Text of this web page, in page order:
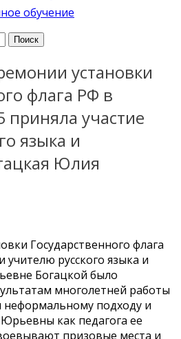
обучение
установки
флага РФ в
участие
языка и
Юлия
Государственного флага
учителю русского языка и
Богацкой было
многолетней работы
неформальному подходу и
как педагога ее
призовые места и